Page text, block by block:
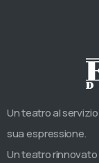
Un teatro al
sua espressione.
Un teatro